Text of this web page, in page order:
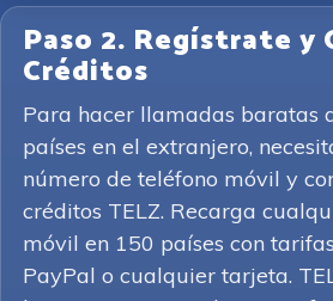
Paso 2. Regístrate y
Créditos
Para hacer llamadas baratas
países en el extranjero,
número de teléfono móvil y
créditos TELZ. Recarga
móvil en 150 países con
PayPal o cualquier tarjeta.